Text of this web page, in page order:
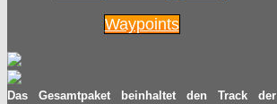
Waypoints
Das Gesamtpaket beinhaltet den Track der